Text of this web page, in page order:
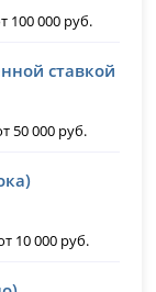
100 000 руб.
ставкой
50 000 руб.
10 000 руб.